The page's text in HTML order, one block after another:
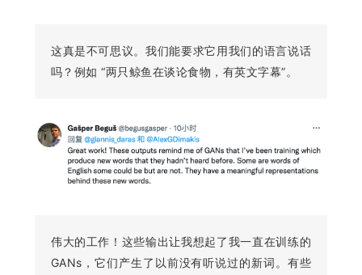
这真是不可思议。我们能要求它用我们的语言说话
吗？例如 “两只鲸鱼在谈论食物，有英文字幕”。
伟大的工作！这些输出让我想起了我一直在训练的
GANs，它们产生了以前没有听说过的新词。有些